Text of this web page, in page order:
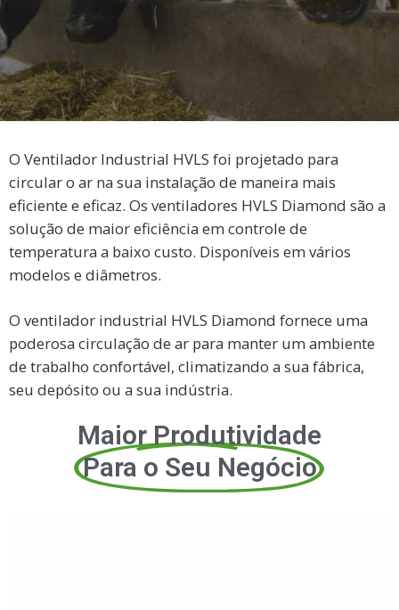
O Ventilador Industrial HVLS foi projetado para
circular o ar na sua instalação de maneira mais
eficiente e eficaz. Os ventiladores HVLS Diamond são a
solução de maior eficiência em controle de
temperatura a baixo custo. Disponíveis em vários
modelos e diâmetros.
O ventilador industrial HVLS Diamond fornece uma
poderosa circulação de ar para manter um ambiente
de trabalho confortável, climatizando a sua fábrica,
seu depósito ou a sua indústria.
Maior Produtividade
Para o Seu Negócio